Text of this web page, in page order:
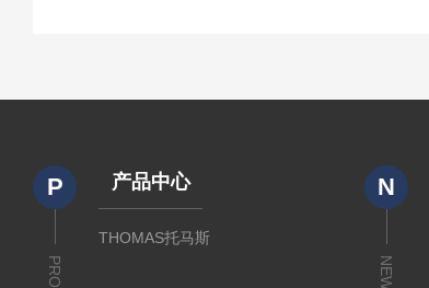
P 产品中心
THOMAS托马斯
N
NEWS